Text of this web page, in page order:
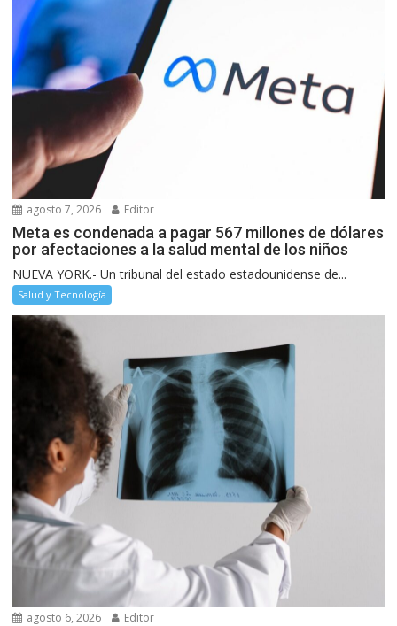
agosto 7, 2026 Editor
Meta es condenada a pagar 567 millones de dólares
por afectaciones a la salud mental de los niños
NUEVA YORK.- Un tribunal del estado estadounidense de...
Salud y Tecnología
agosto 6, 2026 Editor